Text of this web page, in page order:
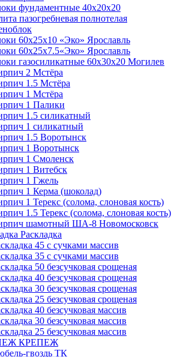
фундаментные 40х20х20
пазогребневая полнотелая
60х25х10 «Эко» Ярославль
60х25х7.5«Эко» Ярославль
газосиликатные 60х30х20 Могилев
2 Мстёра
1.5 Мстёра
1 Мстёра
1 Палики
1.5 силикатный
1 силикатный
1.5 Воротынск
1 Воротынск
1 Смоленск
1 Витебск
1 Гжель
1 Керма (шоколад)
1 Терекс (солома, слоновая кость)
1.5 Терекс (солома, слоновая кость)
шамотный ША-8 Новомосковск
Раскладка
45 с сучками массив
35 с сучками массив
50 безсучковая срощеная
40 безсучковая срощеная
30 безсучковая срощеная
25 безсучковая срощеная
40 безсучковая массив
30 безсучковая массив
25 безсучковая массив
КРЕПЕЖ
гвоздь ТК